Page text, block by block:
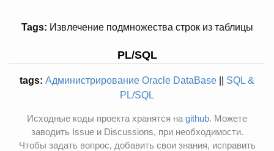
Tags: Извлечение подмножества строк из таблицы
PL/SQL
tags: Администрирование Oracle DataBase
SQL &
PL/SQL
Исходные коды проекта хранятся на github. Можете
заводить Issue и Discussions, при необходимости.
Чтобы задать вопрос, добавить свои знания, исправить